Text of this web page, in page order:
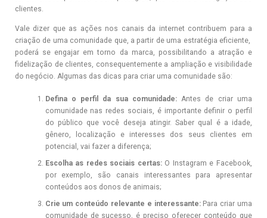
clientes.
Vale dizer que as ações nos canais da internet contribuem para a
criação de uma comunidade que, a partir de uma estratégia eficiente,
poderá se engajar em torno da marca, possibilitando a atração e
fidelização de clientes, consequentemente a ampliação e visibilidade
do negócio. Algumas das dicas para criar uma comunidade são:
Defina o perfil da sua comunidade:Antes de criar uma
comunidade nas redes sociais, é importante definir o perfil
do público que você deseja atingir. Saber qual é a idade,
gênero, localização e interesses dos seus clientes em
potencial, vai fazer a diferença;
Escolha as redes sociais certas:O Instagram e Facebook,
por exemplo, são canais interessantes para apresentar
conteúdos aos donos de animais;
Crie um conteúdo relevante e interessante:Para criar uma
comunidade de sucesso, é preciso oferecer conteúdo que